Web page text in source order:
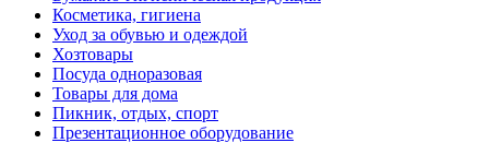
Косметика, гигиена
Уход за обувью и одеждой
Хозтовары
Посуда одноразовая
Товары для дома
Пикник, отдых, спорт
Презентационное оборудование